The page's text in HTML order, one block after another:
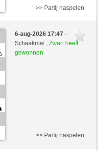
move
>> Partij naspelen
6-aug-2026 17:47-
Schaakmat ,Zwart heeft
gewonnen
>> Partij naspelen